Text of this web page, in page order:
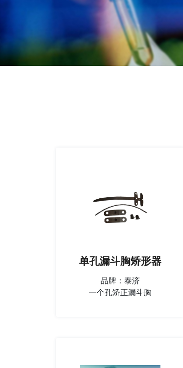
单孔漏斗胸矫形器
品牌：泰济
一个孔矫正漏斗胸